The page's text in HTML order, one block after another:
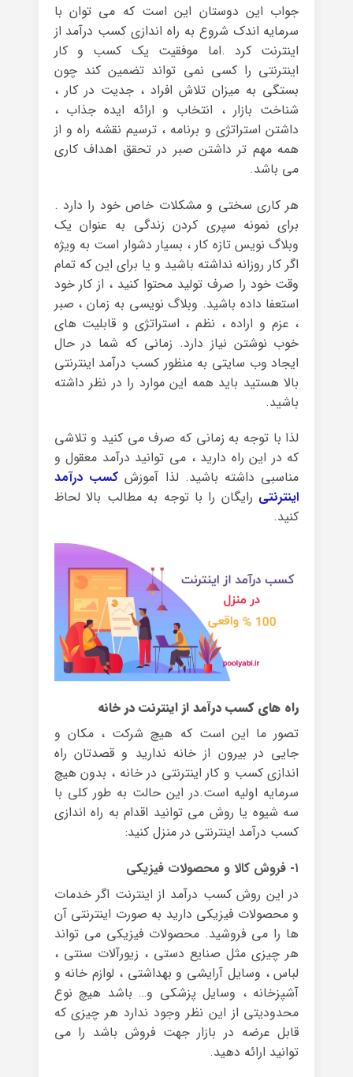
جواب این دوستان این است که می توان با
سرمایه اندک شروع به راه اندازی کسب درآمد از
اینترنت کرد .اما موفقیت یک کسب و کار
اینترنتی را کسی نمی تواند تضمین کند چون
بستگی به میزان تلاش افراد ، جدیت در کار ،
شناخت بازار ، انتخاب و ارائه ایده جذاب ،
داشتن استراتژی و برنامه ، ترسیم نقشه راه و از
همه مهم تر داشتن صبر در تحقق اهداف کاری
می باشد.
هر کاری سختی و مشکلات خاص خود را دارد .
برای نمونه سپری کردن زندگی به عنوان یک
وبلاگ نویس تازه کار ، بسیار دشوار است به ویژه
اگر کار روزانه نداشته باشید و یا برای این که تمام
وقت خود را صرف تولید محتوا کنید ، از کار خود
استعفا داده باشید. وبلاگ نویسی به زمان ، صبر
، عزم و اراده ، نظم ، استراتژی و قابلیت های
خوب نوشتن نیاز دارد. زمانی که شما در حال
ایجاد وب سایتی به منظور کسب درآمد اینترنتی
بالا هستید باید همه این موارد را در نظر داشته
باشید.
لذا با توجه به زمانی که صرف می کنید و تلاشی
که در این راه دارید ، می توانید درآمد معقول و
مناسبی داشته باشید. لذا آموزشکسب درآمد
اینترنتی رایگان را با توجه به مطالب بالا لحاظ
کنید.
راه های کسب درآمد از اینترنت در خانه
تصور ما این است که هیچ شرکت ، مکان و
جایی در بیرون از خانه ندارید و قصدتان راه
اندازی کسب و کار اینترنتی در خانه ، بدون هیچ
سرمایه اولیه است.در این حالت به طور کلی با
سه شیوه یا روش می توانید اقدام به راه اندازی
کسب درآمد اینترنتی در منزل کنید:
۱- فروش کالا و محصولات فیزیکی
در این روش کسب درآمد از اینترنت اگر خدمات
و محصولات فیزیکی دارید به صورت اینترنتی آن
ها را می فروشید. محصولات فیزیکی می تواند
هر چیزی مثل صنایع دستی ، زیورآلات سنتی ،
لباس ، وسایل آرایشی و بهداشتی ، لوازم خانه و
آشپزخانه ، وسایل پزشکی و… باشد هیچ نوع
محدودیتی از این نظر وجود ندارد هر چیزی که
قابل عرضه در بازار جهت فروش باشد را می
توانید ارائه دهید.